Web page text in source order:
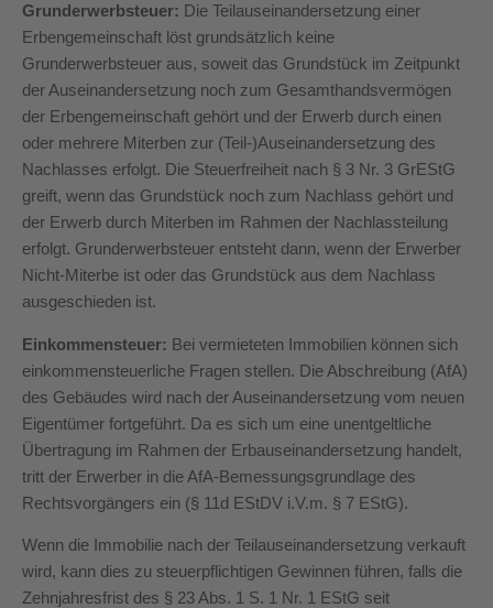
Grunderwerbsteuer: Die Teilauseinandersetzung einer
Erbengemeinschaft löst grundsätzlich keine
Grunderwerbsteuer aus, soweit das Grundstück im Zeitpunkt
der Auseinandersetzung noch zum Gesamthandsvermögen
der Erbengemeinschaft gehört und der Erwerb durch einen
oder mehrere Miterben zur (Teil-)Auseinandersetzung des
Nachlasses erfolgt. Die Steuerfreiheit nach § 3 Nr. 3 GrEStG
greift, wenn das Grundstück noch zum Nachlass gehört und
der Erwerb durch Miterben im Rahmen der Nachlassteilung
erfolgt. Grunderwerbsteuer entsteht dann, wenn der Erwerber
Nicht-Miterbe ist oder das Grundstück aus dem Nachlass
ausgeschieden ist.
Einkommensteuer: Bei vermieteten Immobilien können sich
einkommensteuerliche Fragen stellen. Die Abschreibung (AfA)
des Gebäudes wird nach der Auseinandersetzung vom neuen
Eigentümer fortgeführt. Da es sich um eine unentgeltliche
Übertragung im Rahmen der Erbauseinandersetzung handelt,
tritt der Erwerber in die AfA-Bemessungsgrundlage des
Rechtsvorgängers ein (§ 11d EStDV i.V.m. § 7 EStG).
Wenn die Immobilie nach der Teilauseinandersetzung verkauft
wird, kann dies zu steuerpflichtigen Gewinnen führen, falls die
Zehnjahresfrist des § 23 Abs. 1 S. 1 Nr. 1 EStG seit